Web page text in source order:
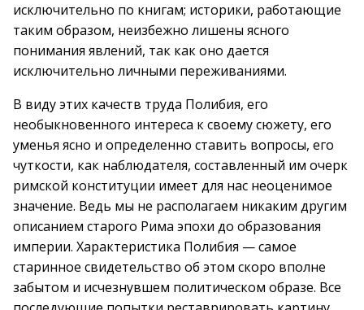
исключительно по книгам; историки, работающие
таким образом, неизбежно лишены ясного
понимания явлений, так как оно дается
исключительно личными переживаниями.
В виду этих качеств труда Полибия, его
необыкновенного интереса к своему сюжету, его
уменья ясно и определенно ставить вопросы, его
чуткости, как наблюдателя, составленный им очерк
римской конституции имеет для нас неоценимое
значение. Ведь мы не располагаем никаким другим
описанием старого Рима эпохи до образования
империи. Характеристика Полибия — самое
старинное свидетельство об этом скоро вполне
забытом и исчезнувшем политическом образе. Все